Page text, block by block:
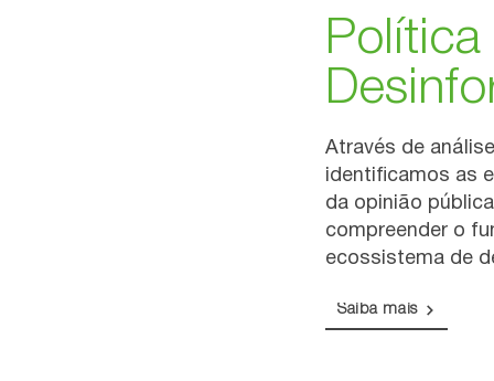
Política
Através de
identificamos as
da opinião
compreender o
ecossistema de
Saiba mais